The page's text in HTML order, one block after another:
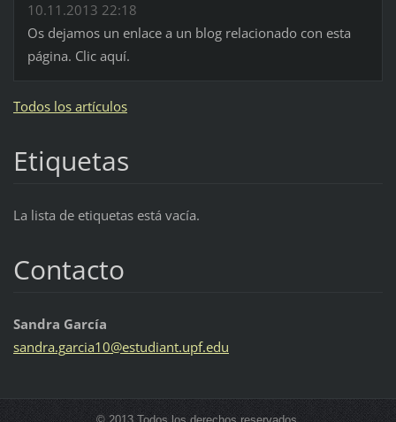
10.11.2013 22:18
Os dejamos un enlace a un blog relacionado con esta
página. Clic aquí.
Todos los artículos
Etiquetas
La lista de etiquetas está vacía.
Contacto
Sandra García
sandra.garcia10@estudiant.upf.edu